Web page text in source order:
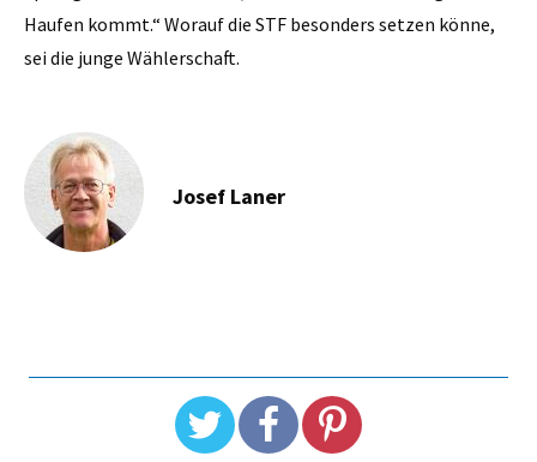
Haufen kommt.“ Worauf die STF besonders setzen könne,
sei die junge Wählerschaft.
Josef Laner